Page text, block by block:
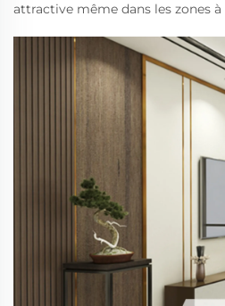
attractive même dans les zones